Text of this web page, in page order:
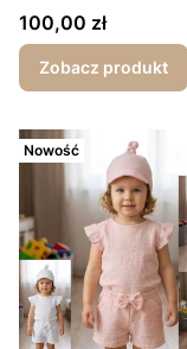
Chłopca
Cena
100,00 zł
Zobacz produkt
Nowość